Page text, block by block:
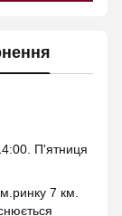
П'ятниця
7 км.